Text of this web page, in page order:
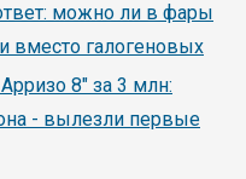
можно ли в фары
вместо галогеновых
8" за 3 млн:
- вылезли первые